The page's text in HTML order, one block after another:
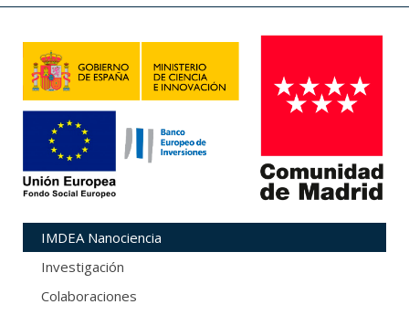
IMDEA Nanociencia
Investigación
Colaboraciones